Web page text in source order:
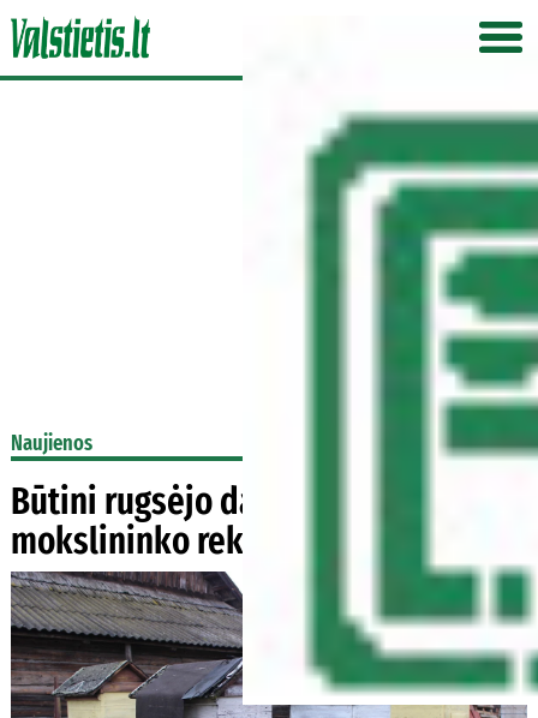
Naujienos
Būtini rugsėjo darbai bityne –
mokslininko rekomendacijos